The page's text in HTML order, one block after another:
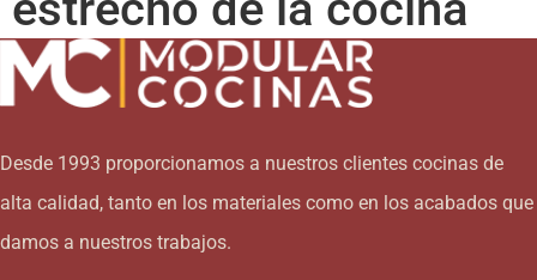
Desde 1993 proporcionamos a nuestros clientes cocinas de
alta calidad, tanto en los materiales como en los acabados que
damos a nuestros trabajos.